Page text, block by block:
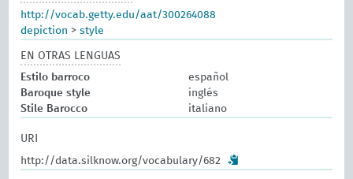
http://vocab.getty.edu/aat/300264088
depiction >style
EN OTRAS LENGUAS
Estilo barroco
español
Baroque style
inglés
Stile Barocco
italiano
URI
http://data.silknow.org/vocabulary/682